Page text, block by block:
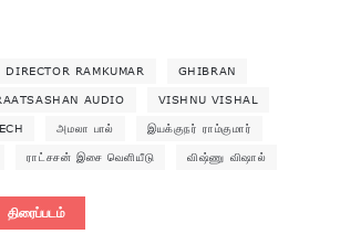
DIRECTOR RAMKUMAR GHIBRAN
AUDIO VISHNU VISHAL
அமலா பால் இயக்குநர் ராம்குமார்
ராட்சசன் இசை வெளியீடு விஷ்ணு விஷால்
திரைப்படம்